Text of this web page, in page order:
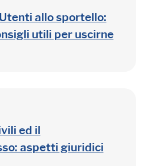
Utenti allo sportello:
utili per uscirne
ed il
aspetti giuridici